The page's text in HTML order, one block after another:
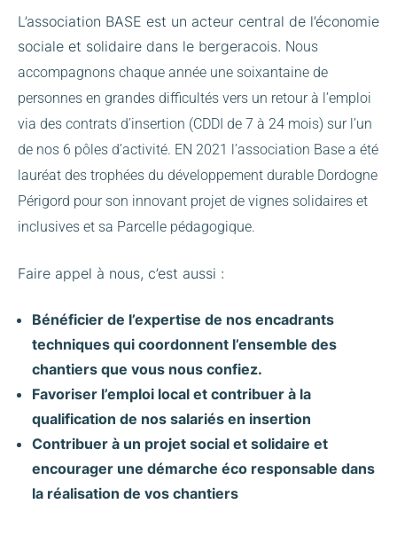
L’association BASE est un acteur central de l’économie
sociale et solidaire dans le bergeracois. Nous
accompagnons chaque année une soixantaine de
personnes en grandes difficultés vers un retour à l’emploi
via des contrats d’insertion (CDDI de 7 à 24 mois) sur l’un
de nos 6 pôles d’activité. EN 2021 l’association Base a été
lauréat des trophées du développement durable Dordogne
Périgord pour son innovant projet de vignes solidaires et
inclusives et sa Parcelle pédagogique.
Faire appel à nous, c’est aussi :
Bénéficier de l’expertise de nos encadrants
techniques qui coordonnent l’ensemble des
chantiers que vous nous confiez.
Favoriser l’emploi local et contribuer à la
qualification de nos salariés en insertion
Contribuer à un projet social et solidaire et
encourager une démarche éco responsable dans
la réalisation de vos chantiers